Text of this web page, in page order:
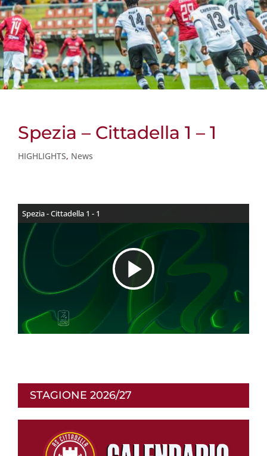
Spezia – Cittadella 1 – 1
HIGHLIGHTS, News
Spezia - Cittadella 1 - 1
R
i
STAGIONE 2026/27